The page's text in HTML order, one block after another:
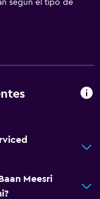
según el tipo de
Meesri